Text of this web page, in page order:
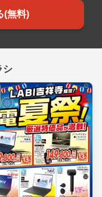
(無料)
シ